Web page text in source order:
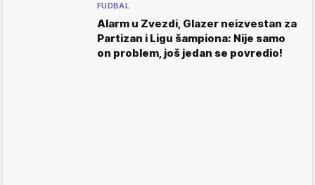
FUDBAL
Alarm u Zvezdi, Glazer neizvestan za
Partizan i Ligu šampiona: Nije samo
on problem, još jedan se povredio!